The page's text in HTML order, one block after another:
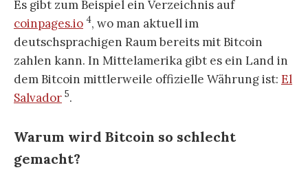
Es gibt zum Beispiel ein Verzeichnis auf
coinpages.io 4, wo man aktuell im
deutschsprachigen Raum bereits mit Bitcoin
zahlen kann. In Mittelamerika gibt es ein Land in
dem Bitcoin mittlerweile offizielle Währung ist: El
Salvador 5.
Warum wird Bitcoin so schlecht
gemacht?